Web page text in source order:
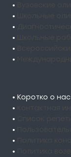
•
•
•
•
•
•
• Коротко о нас
•
•
•
•
•